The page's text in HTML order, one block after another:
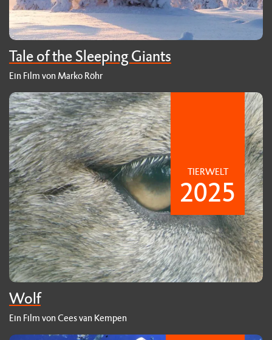
Tale of the Sleeping Giants
Ein Film von Marko Röhr
TIERWELT
2025
Wolf
Ein Film von Cees van Kempen